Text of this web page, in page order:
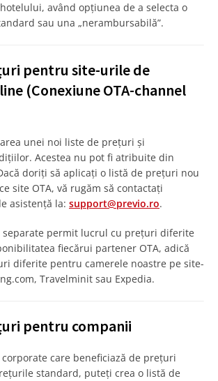
având opțiunea de a selecta o
sau una „nerambursabilă”.
pentru site-urile de
(Conexiune OTA-channel
unei noi liste de prețuri și
Acestea nu pot fi atribuite din
doriți să aplicați o listă de prețuri nou
site OTA, vă rugăm să contactați
asistență la: support@previo.ro.
separate permit lucrul cu prețuri diferite
fiecărui partener OTA, adică
diferite pentru camerele noastre pe site-
Travelminit sau Expedia.
pentru companii
care beneficiază de prețuri
standard, puteți crea o listă de